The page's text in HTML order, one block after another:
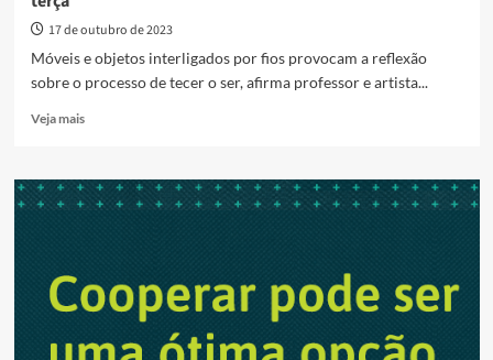
17 de outubro de 2023
Móveis e objetos interligados por fios provocam a reflexão
sobre o processo de tecer o ser, afirma professor e artista...
Veja maisRead
Vila
Cultural
exposição
nesta